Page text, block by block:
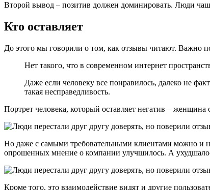
Второй вывод – позитив должен доминировать. Люди
Кто оставляет
До этого мы говорили о том, как отзывы читают. Важно
Нет такого, что в современном интернет
Даже если человеку все понравилось, далеко не
такая несправедливость.
Портрет человека, который оставляет негатив –
Но даже с самыми требовательными клиентами можно и
опрошенных мнение о компании улучшилось. А
Кроме того, это взаимодействие видят и другие